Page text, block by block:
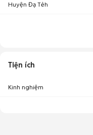
Huyện Đạ Tẻh
Tiện ích
Kinh nghiệm